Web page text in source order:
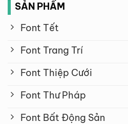
SẢN PHẨM
Font Tết
Font Trang Trí
Font Thiệp Cưới
Font Thư Pháp
Font Bất Động Sản